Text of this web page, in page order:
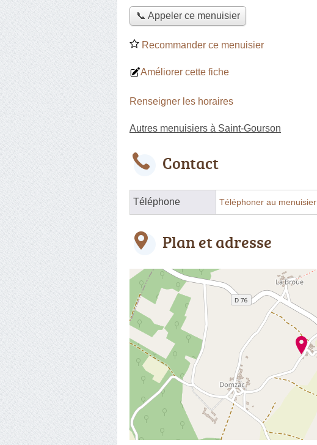
📞 Appeler ce menuisier
Recommander ce menuisier
Améliorer cette fiche
Renseigner les horaires
Autres menuisiers à Saint-Gourson
Contact
Téléphone Téléphoner au menuisier
Plan et adresse